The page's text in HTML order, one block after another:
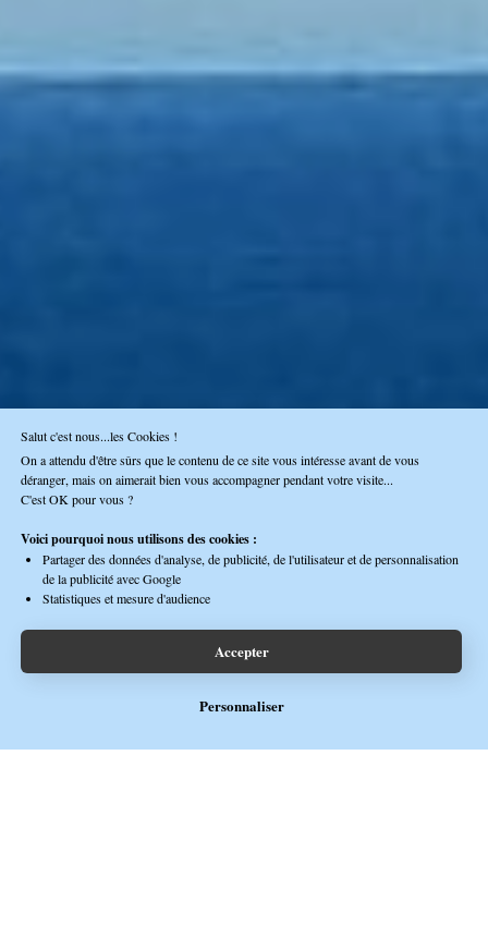
Salut c'est nous...les Cookies !
On a attendu d'être sûrs que le contenu de ce site vous intéresse avant de vous
déranger, mais on aimerait bien vous accompagner pendant votre visite...
C'est OK pour vous ?
Voici pourquoi nous utilisons des cookies :
Partager des données d'analyse, de publicité, de l'utilisateur et de personnalisation
de la publicité avec Google
Statistiques et mesure d'audience
Accepter
Personnaliser